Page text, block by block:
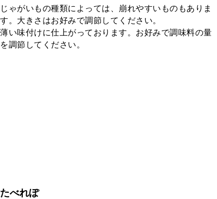
じゃがいもの種類によっては、崩れやすいものもありま
す。大きさはお好みで調節してください。
薄い味付けに仕上がっております。お好みで調味料の量
を調節してください。
たべれぽ